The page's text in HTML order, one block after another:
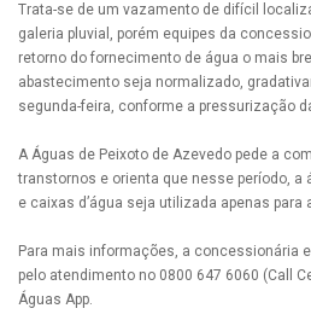
Trata-se de um vazamento de difícil
galeria pluvial, porém equipes da
retorno do fornecimento de água o mais
abastecimento seja normalizado,
segunda-feira, conforme a pressurização
A Águas de Peixoto de Azevedo pede a
transtornos e orienta que nesse período, a
e caixas d’água seja utilizada apenas
Para mais informações, a concessionária
pelo atendimento no 0800 647 6060 (Call
Águas App.